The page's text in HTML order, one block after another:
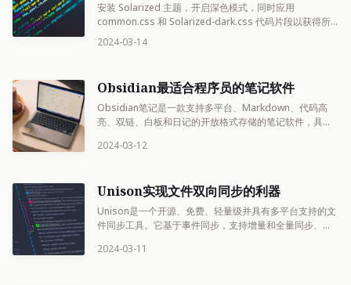
安装 Solarized 主题，开启深色模式，同时应用
common.css 和 Solarized-dark.css 代码片段以获得所
需效果。
2024-03-14
Obsidian最适合程序员的笔记软件
Obsidian笔记是一款支持多平台、Markdown、代码高
亮、双链、白板和日记的开放格式存储的笔记软件，具有
2024-03-12
Unison实现文件双向同步的利器
Unison是一个开源、免费、轻量级并具有多平台支持的文
件同步工具。它基于事件同步，支持增量和全量同步、本
按照文档设置参数即可。通过设置不同的选项，可以实现
2024-03-11